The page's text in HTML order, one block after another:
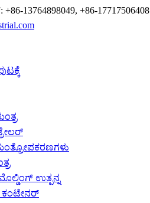
13764898049, +86-17717506408
ಉತ್ಪನ್ನ